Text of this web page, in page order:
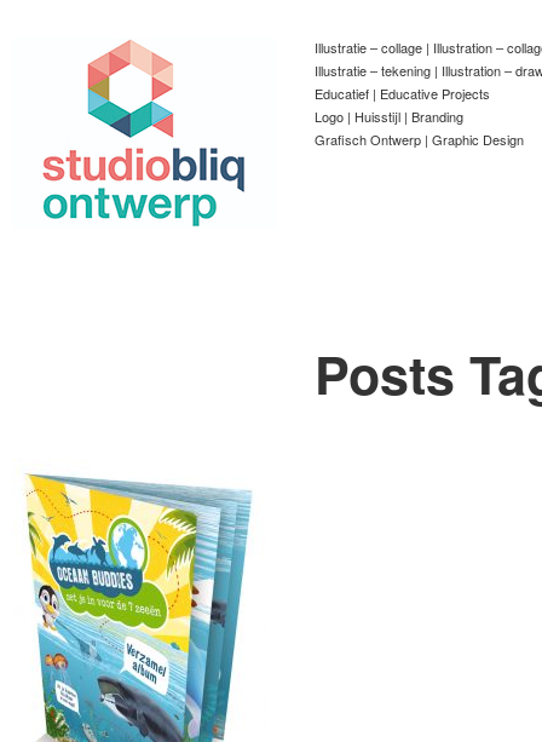
Illustratie – collage | Illustration –
Illustratie – tekening | Illustration –
Educatief | Educative Projects
Logo | Huisstijl | Branding
Grafisch Ontwerp | Graphic Design
Posts